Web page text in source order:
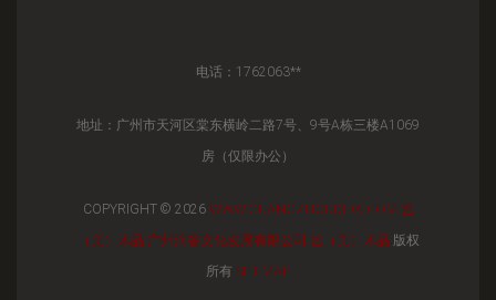
电话：1762063**
地址：广州市天河区棠东横岭二路7号、9号A栋三楼A1069
房（仅限办公）
COPYRIGHT © 2026 WWW.GUANGZHOUDIDA.COM 艺
（美）术品 广州滴答文化发展有限公司 艺（美）术品 版权
所有 SITEMAP